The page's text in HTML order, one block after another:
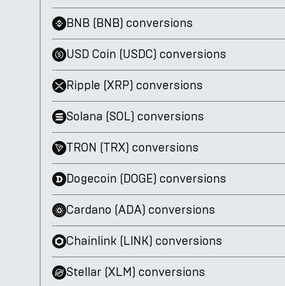
BNB (BNB) conversions
USD Coin (USDC) conversions
Ripple (XRP) conversions
Solana (SOL) conversions
TRON (TRX) conversions
Dogecoin (DOGE) conversions
Cardano (ADA) conversions
Chainlink (LINK) conversions
Stellar (XLM) conversions